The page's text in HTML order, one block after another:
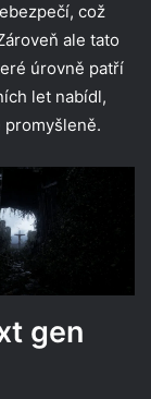
což
ale tato
úrovně patří
let nabídl,
promyšleně.
gen